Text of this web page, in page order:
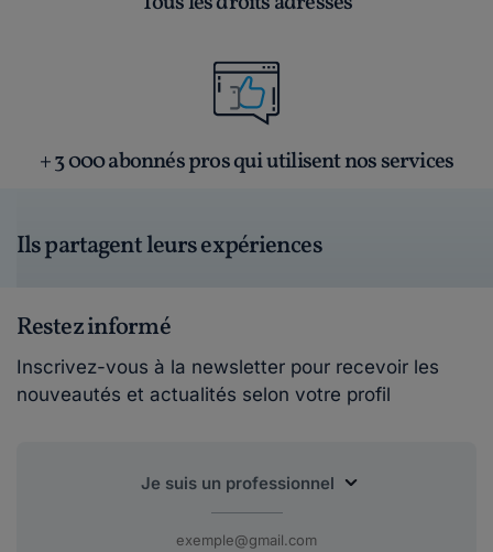
+ 3 000 abonnés pros qui utilisent nos services
Ils partagent leurs expériences
Restez informé
Inscrivez-vous à la newsletter pour recevoir les
nouveautés et actualités selon votre profil